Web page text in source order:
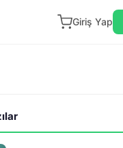
Giriş Yap